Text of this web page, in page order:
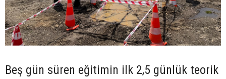
Beş gün süren eğitimin ilk 2,5 günlük teorik